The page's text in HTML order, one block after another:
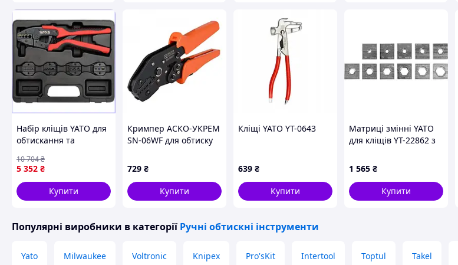
Knipex, Германия
Схожі товари за характеристиками
Набір кліщів YATO для
обтискання та
шт. хромо-
молібденова сталь
довжина 260 мм
5 352 ₴
10 704₴
Купити
Кримпер АСКО-УКРЕМ
SN-06WF для обтиску
наконечників
перерізом 0,25-6мм2
729 ₴
Купити
Кліщі YATO YT-0643
639 ₴
Купити
Матриці змінні YATO
для кліщів YT-22862 з
70, 95, 120, 150, 185,
240,300 мм²
1 565 ₴
Купити
Популярні виробники в категорії Ручні обтискні інструменти
Yato Milwaukee Voltronic Knipex Pro'sKit Intertool Toptul Takel